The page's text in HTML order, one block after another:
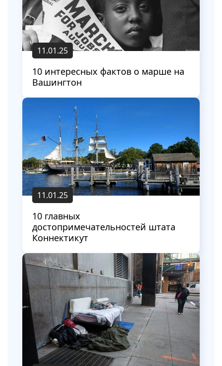
11.01.25
10 интересных фактов о марше на
Вашингтон
11.01.25
10 главных
достопримечательностей штата
Коннектикут